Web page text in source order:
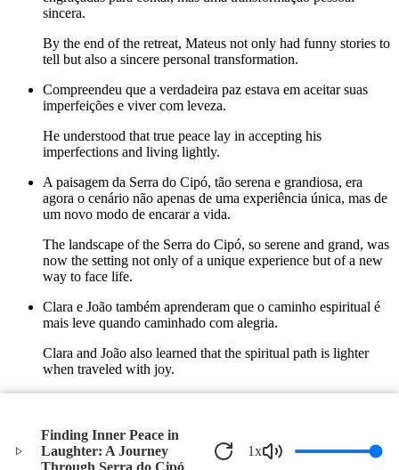
Finding Inner Peace in
Laughter: A Journey
Through Serra do Cipó
1x
sincera.
By the end of the retreat, Mateus not only had funny stories to
tell but also a sincere personal transformation.
Compreendeu que a verdadeira paz estava em aceitar suas
imperfeições e viver com leveza.
He understood that true peace lay in accepting his
imperfections and living lightly.
A paisagem da Serra do Cipó, tão serena e grandiosa, era
agora o cenário não apenas de uma experiência única, mas de
um novo modo de encarar a vida.
The landscape of the Serra do Cipó, so serene and grand, was
now the setting not only of a unique experience but of a new
way to face life.
Clara e João também aprenderam que o caminho espiritual é
mais leve quando caminhado com alegria.
Clara and João also learned that the spiritual path is lighter
when traveled with joy.
And so, everyone left for home with brighter spirits, carrying
a piece of the Serra do Cipó in their hearts.